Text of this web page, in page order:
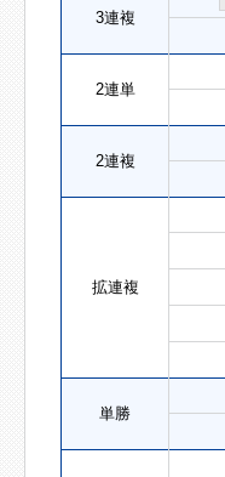
3連複
2連単
2連複
拡連複
単勝